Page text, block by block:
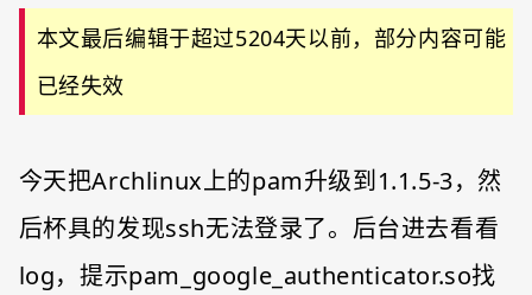
本文最后编辑于超过5204天以前，部分内容可能
已经失效
今天把Archlinux上的pam升级到1.1.5-3，然
后杯具的发现ssh无法登录了。后台进去看看
log，提示pam_google_authenticator.so找